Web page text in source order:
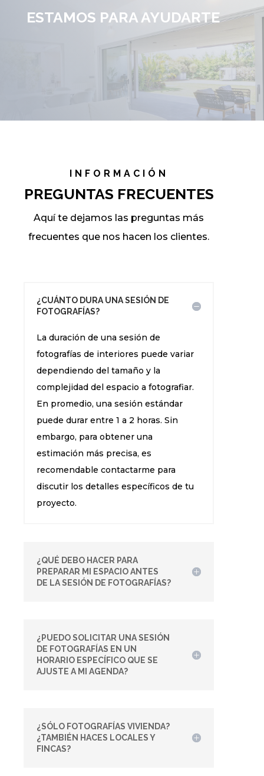
ESTAMOS PARA AYUDARTE
INFORMACIÓN
PREGUNTAS FRECUENTES
Aquí te dejamos las preguntas más
frecuentes que nos hacen los clientes.
¿CUÁNTO DURA UNA SESIÓN DE
FOTOGRAFÍAS?
La duración de una sesión de
fotografías de interiores puede variar
dependiendo del tamaño y la
complejidad del espacio a fotografiar.
En promedio, una sesión estándar
puede durar entre 1 a 2 horas. Sin
embargo, para obtener una
estimación más precisa, es
recomendable contactarme para
discutir los detalles específicos de tu
proyecto.
¿QUÉ DEBO HACER PARA
PREPARAR MI ESPACIO ANTES
DE LA SESIÓN DE FOTOGRAFÍAS?
¿PUEDO SOLICITAR UNA SESIÓN
DE FOTOGRAFÍAS EN UN
HORARIO ESPECÍFICO QUE SE
AJUSTE A MI AGENDA?
¿SÓLO FOTOGRAFÍAS VIVIENDA?
¿TAMBIÉN HACES LOCALES Y
FINCAS?